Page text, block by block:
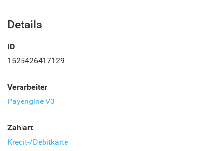
Details
ID
1525426417129
Verarbeiter
Payengine V3
Zahlart
Kredit-/Debitkarte